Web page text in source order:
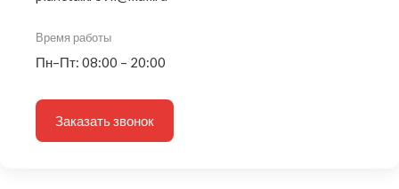
Время работы
Пн–Пт: 08:00 – 20:00
Заказать звонок